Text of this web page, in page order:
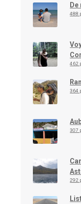
De
488
462
364
307
292